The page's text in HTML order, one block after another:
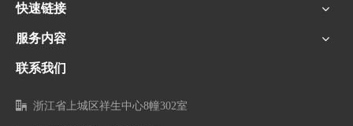
快速链接
服务内容
联系我们
 浙江省上城区祥生中心8幢302室